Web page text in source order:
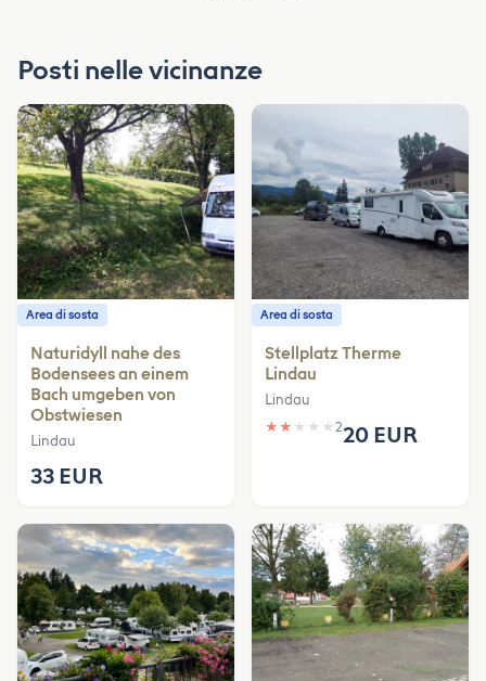
Posti nelle vicinanze
Area di sosta
Naturidyll nahe des
Bodensees an einem
Bach umgeben von
Obstwiesen
Lindau
33 EUR
Area di sosta
Stellplatz Therme
Lindau
Lindau
★ ★ ★ ★ ★ 220 EUR